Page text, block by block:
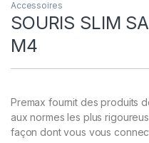
Accessoires
SOURIS SLIM
M4
Premax fournit des produits
aux normes les plus
façon dont vous vous